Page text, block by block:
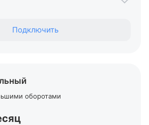
в Т‑Банке
Подключить
оборотами